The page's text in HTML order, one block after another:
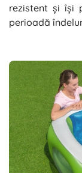
rezistent și își
perioadă